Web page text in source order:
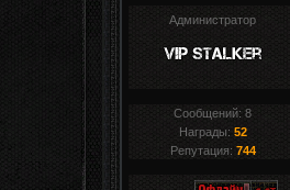
Администратор
Сообщений:8
Награды: 52
Репутация: 744